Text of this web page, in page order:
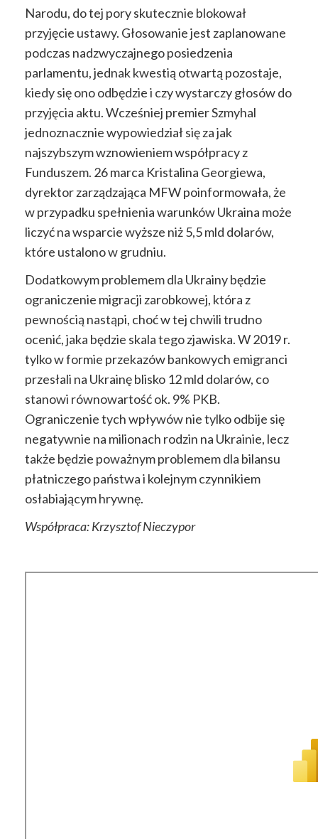
Narodu, do tej pory skutecznie blokował
przyjęcie ustawy. Głosowanie jest zaplanowane
podczas nadzwyczajnego posiedzenia
parlamentu, jednak kwestią otwartą pozostaje,
kiedy się ono odbędzie i czy wystarczy głosów do
przyjęcia aktu. Wcześniej premier Szmyhal
jednoznacznie wypowiedział się za jak
najszybszym wznowieniem współpracy z
Funduszem. 26 marca Kristalina Georgiewa,
dyrektor zarządzająca MFW poinformowała, że
w przypadku spełnienia warunków Ukraina może
liczyć na wsparcie wyższe niż 5,5 mld dolarów,
które ustalono w grudniu.
Dodatkowym problemem dla Ukrainy będzie
ograniczenie migracji zarobkowej, która z
pewnością nastąpi, choć w tej chwili trudno
ocenić, jaka będzie skala tego zjawiska. W 2019 r.
tylko w formie przekazów bankowych emigranci
przesłali na Ukrainę blisko 12 mld dolarów, co
stanowi równowartość ok. 9% PKB.
Ograniczenie tych wpływów nie tylko odbije się
negatywnie na milionach rodzin na Ukrainie, lecz
także będzie poważnym problemem dla bilansu
płatniczego państwa i kolejnym czynnikiem
osłabiającym hrywnę.
Współpraca: Krzysztof Nieczypor